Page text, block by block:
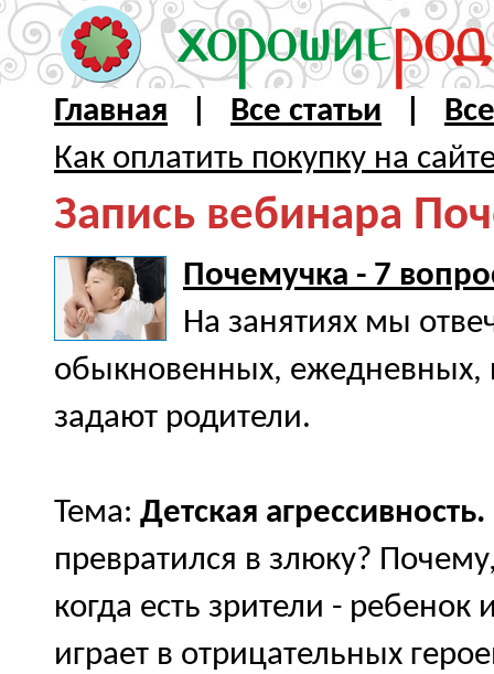
Главная Все статьи
Как оплатить покупку на
Запись вебинара
Почемучка - 7
На занятиях мы
обыкновенных, ежедневных,
задают родители.
Тема: Детская агрессивность.
превратился в злюку?
когда есть зрители -
играет в отрицательных